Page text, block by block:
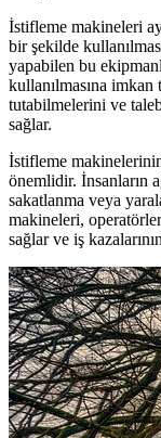
İstifleme makineleri
bir şekilde
yapabilen bu
kullanılmasına
tutabilmelerini ve
sağlar.
İstifleme makinelerinin
önemlidir. İnsanların
sakatlanma veya
makineleri,
sağlar ve iş